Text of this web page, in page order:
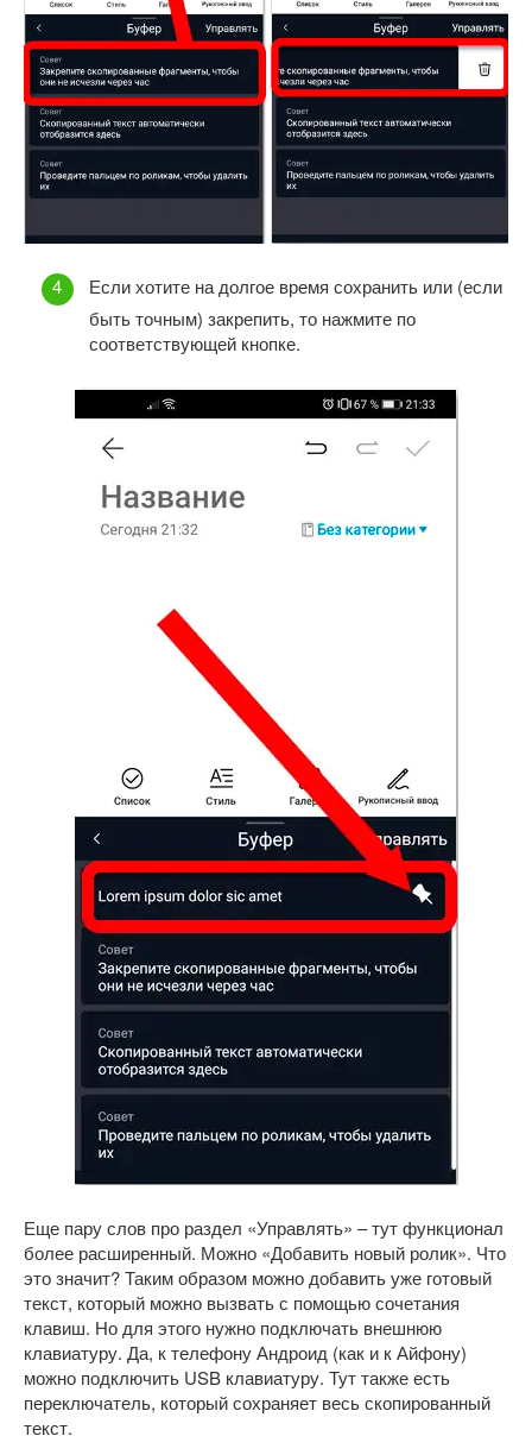
Если хотите на долгое время сохранить или (если
быть точным) закрепить, то нажмите по
соответствующей кнопке.
Еще пару слов про раздел «Управлять» – тут функционал
более расширенный. Можно «Добавить новый ролик». Что
это значит? Таким образом можно добавить уже готовый
текст, который можно вызвать с помощью сочетания
клавиш. Но для этого нужно подключать внешнюю
клавиатуру. Да, к телефону Андроид (как и к Айфону)
можно подключить USB клавиатуру. Тут также есть
переключатель, который сохраняет весь скопированный
текст.